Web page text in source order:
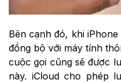
Bên cạnh đó, khi
đồng bộ với máy tính
cuộc gọi cũng sẽ được
này. iCloud cho phép